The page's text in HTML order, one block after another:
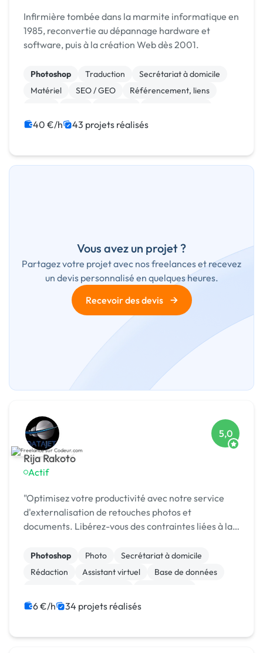
Infirmière tombée dans la marmite informatique en
1985, reconvertie au dépannage hardware et
software, puis à la création Web dès 2001.
Photoshop Traduction
Secrétariat à domicile
Matériel
SEO / GEO
Référencement, liens
40 €/h 43 projets réalisés
Vous avez un projet ?
Partagez votre projet avec nos freelances et recevez
un devis personnalisé en quelques heures.
Recevoir des devis
→
Rija Rakoto
Actif
5,0
"Optimisez votre productivité avec notre service
d'externalisation de retouches photos et
documents. Libérez-vous des contraintes liées à la
concentrez-vous sur l'essentiel de votre activité.
Notre équipe d...
Photoshop Photo
Secrétariat à domicile
Rédaction
Assistant virtuel
Base de données
Relecture, correction
6 €/h 34 projets réalisés